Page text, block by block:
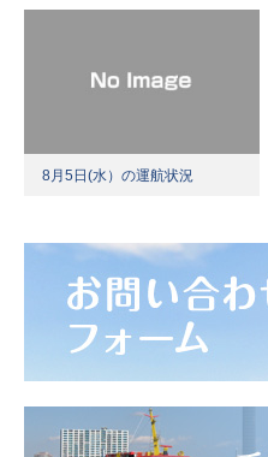
8月5日(水）の運航状況